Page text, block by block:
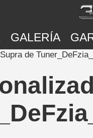
GALERÍA
de